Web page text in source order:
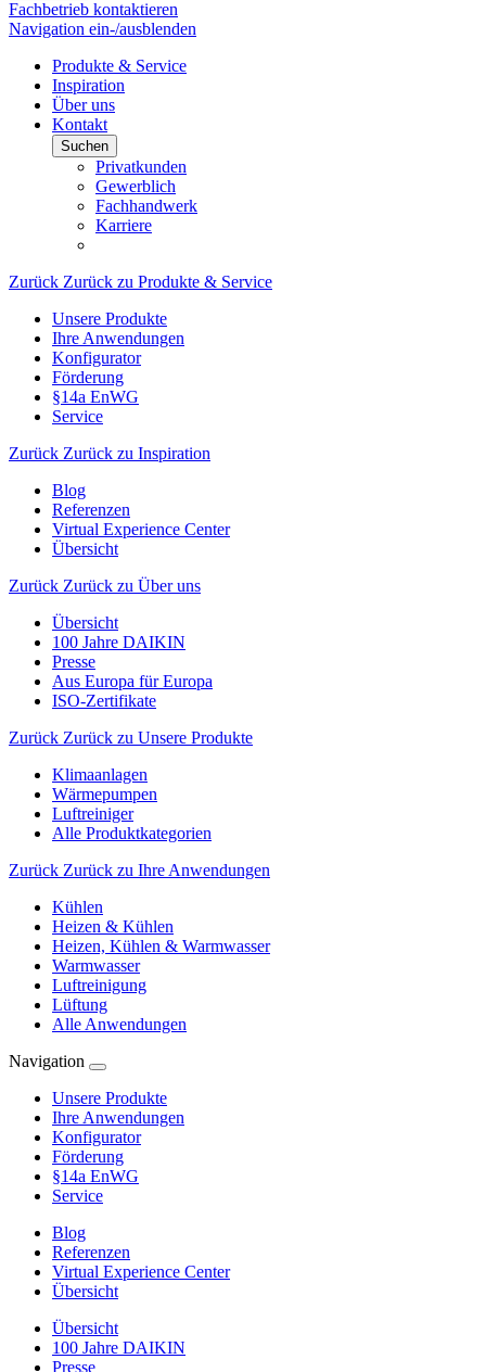
Fachbetrieb kontaktieren
Navigation ein-/ausblenden
Produkte & Service
Inspiration
Über uns
Kontakt
Suchen
Privatkunden
Gewerblich
Fachhandwerk
Karriere
Zurück Zurück zu Produkte & Service
Unsere Produkte
Ihre Anwendungen
Konfigurator
Förderung
§14a EnWG
Service
Zurück Zurück zu Inspiration
Blog
Referenzen
Virtual Experience Center
Übersicht
Zurück Zurück zu Über uns
Übersicht
100 Jahre DAIKIN
Presse
Aus Europa für Europa
ISO-Zertifikate
Zurück Zurück zu Unsere Produkte
Klimaanlagen
Wärmepumpen
Luftreiniger
Alle Produktkategorien
Zurück Zurück zu Ihre Anwendungen
Kühlen
Heizen & Kühlen
Heizen, Kühlen & Warmwasser
Warmwasser
Luftreinigung
Lüftung
Alle Anwendungen
Navigation
Unsere Produkte
Ihre Anwendungen
Konfigurator
Förderung
§14a EnWG
Service
Blog
Referenzen
Virtual Experience Center
Übersicht
Übersicht
100 Jahre DAIKIN
Presse